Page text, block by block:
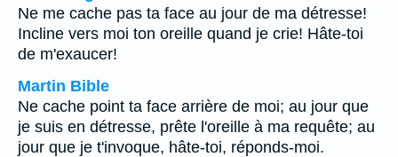
Ne me cache pas ta face au jour de ma détresse!
Incline vers moi ton oreille quand je crie! Hâte-toi
de m'exaucer!
Martin Bible
Ne cache point ta face arrière de moi; au jour que
je suis en détresse, prête l'oreille à ma requête; au
jour que je t'invoque, hâte-toi, réponds-moi.